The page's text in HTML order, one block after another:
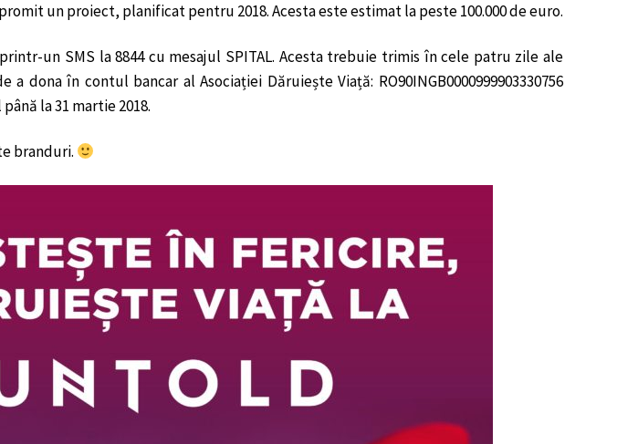
un proiect, planificat pentru 2018. Acesta este estimat la peste 100.000 de euro.
un SMS la 8844 cu mesajul SPITAL. Acesta trebuie trimis în cele patru zile ale
dona în contul bancar al Asociației Dăruiește Viață: RO90INGB0000999903330756
la 31 martie 2018.
branduri.